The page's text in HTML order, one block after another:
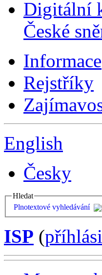
Digitální
České
Informace
Rejstříky
English
Česky
Hledat
Plnotextové vyhledávání
ISP (